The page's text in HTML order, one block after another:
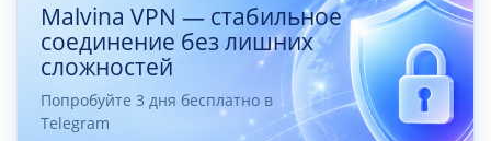
Malvina VPN — стабильное
соединение без лишних
сложностей
Попробуйте 3 дня бесплатно в
Telegram